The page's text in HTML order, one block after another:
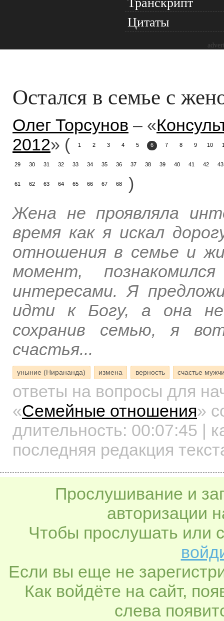
Цитаты
Остался в семье с
Олег Торсунов – «
2012» ( 1 2 3 4 5 6 7 8 9 10
29 30 31 32 33 34 35 36 37 38 39 40 41 42 43
61 62 63 64 65 66 67 68
)
Жена не проявляла
время как я искал
отношения в семье и
момент,
интересами. Я
идти к Богу, а она не
сохранив семью, я
счастья...
уныние (Нирананда) измена верность счастье
ответы на вопросы для
«Семейные отношения»
длительность: 00:07:45 |
последняя редакция
Прослушивание и
авторизации
Чтобы прослушать или
Если вы еще не
Как войдёте на сайт,
слева